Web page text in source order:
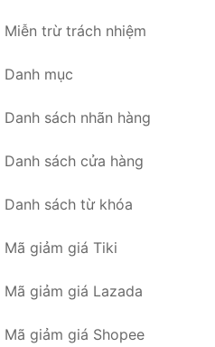
Miễn trừ trách nhiệm
Danh mục
Danh sách nhãn hàng
Danh sách cửa hàng
Danh sách từ khóa
Mã giảm giá Tiki
Mã giảm giá Lazada
Mã giảm giá Shopee